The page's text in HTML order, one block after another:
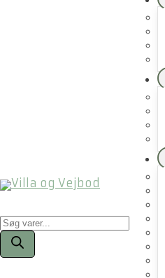
Products
search